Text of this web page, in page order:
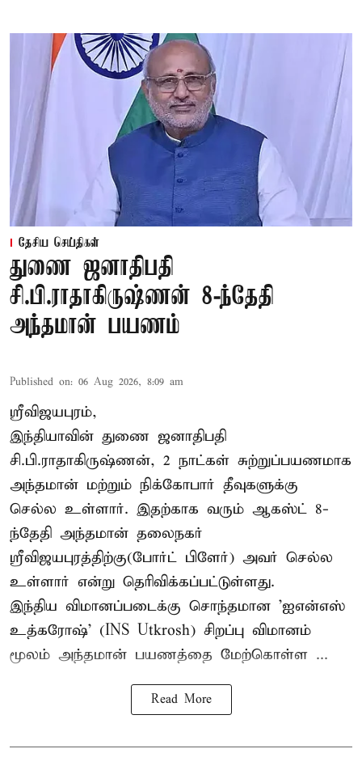
தேசிய செய்திகள்
துணை ஜனாதிபதி
சி.பி.ராதாகிருஷ்ணன் 8-ந்தேதி
அந்தமான் பயணம்
Published on: 06 Aug 2026, 8:09 am
ஸ்ரீவிஜயபுரம்,
இந்தியாவின் துணை ஜனாதிபதி
சி.பி.ராதாகிருஷ்ணன், 2 நாட்கள் சுற்றுப்பயணமாக
அந்தமான் மற்றும் நிக்கோபார் தீவுகளுக்கு
செல்ல உள்ளார். இதற்காக வரும் ஆகஸ்ட் 8-
ந்தேதி அந்தமான் தலைநகர்
ஸ்ரீவிஜயபுரத்திற்கு(போர்ட் பிளேர்) அவர் செல்ல
உள்ளார் என்று தெரிவிக்கப்பட்டுள்ளது.
இந்திய விமானப்படைக்கு சொந்தமான 'ஐஎன்எஸ்
உத்கரோஷ்' (INS Utkrosh) சிறப்பு விமானம்
மூலம் அந்தமான் பயணத்தை மேற்கொள்ள ...
Read More